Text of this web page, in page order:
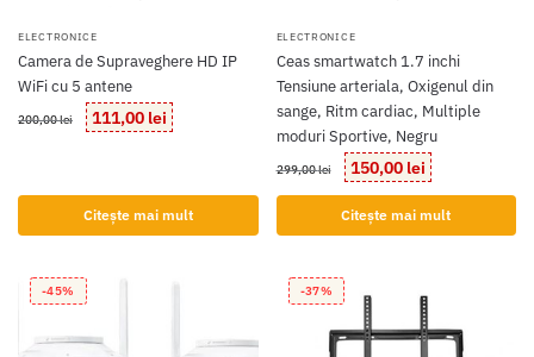
ELECTRONICE
Camera de Supraveghere HD IP
WiFi cu 5 antene
200,00lei
Prețul
inițial
111,00 lei Prețul
curent
Citește mai mult
ELECTRONICE
Ceas smartwatch 1.7 inchi
Tensiune arteriala, Oxigenul din
sange, Ritm cardiac, Multiple
moduri Sportive, Negru
299,00lei
Prețul
inițial
a
150,00 lei Prețul
curent
este:
Citește mai mult
-45% -37%